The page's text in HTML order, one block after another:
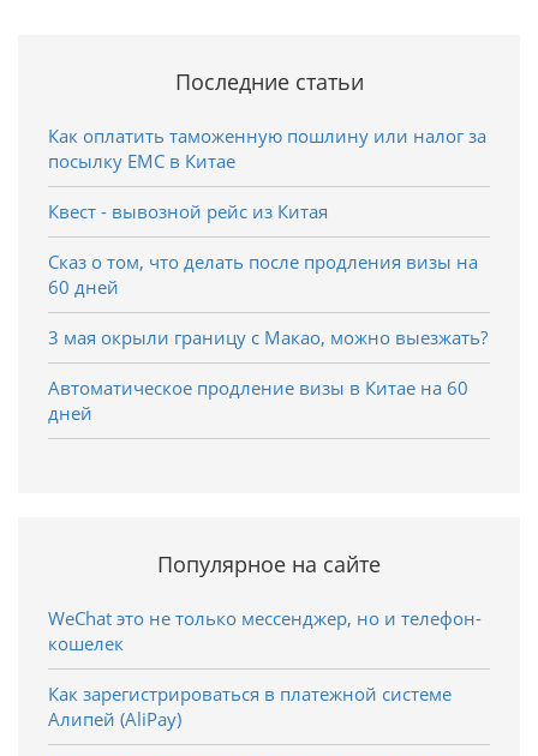
Последние статьи
Как оплатить таможенную пошлину или налог за
посылку EMC в Китае
Квест - вывозной рейс из Китая
Сказ о том, что делать после продления визы на
60 дней
3 мая окрыли границу с Макао, можно выезжать?
Автоматическое продление визы в Китае на 60
дней
Популярное на сайте
WeChat это не только мессенджер, но и телефон-
кошелек
Как зарегистрироваться в платежной системе
Алипей (AliPay)